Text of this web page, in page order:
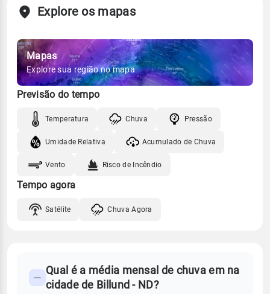
Explore os mapas
Mapas
Explore sua região no mapa
Previsão do tempo
Temperatura Chuva Pressão
Umidade Relativa Acumulado de Chuva
Vento Risco de Incêndio
Tempo agora
Satélite Chuva Agora
Perguntas
Qual é a média mensal de chuva em na
cidade de Billund - ND?